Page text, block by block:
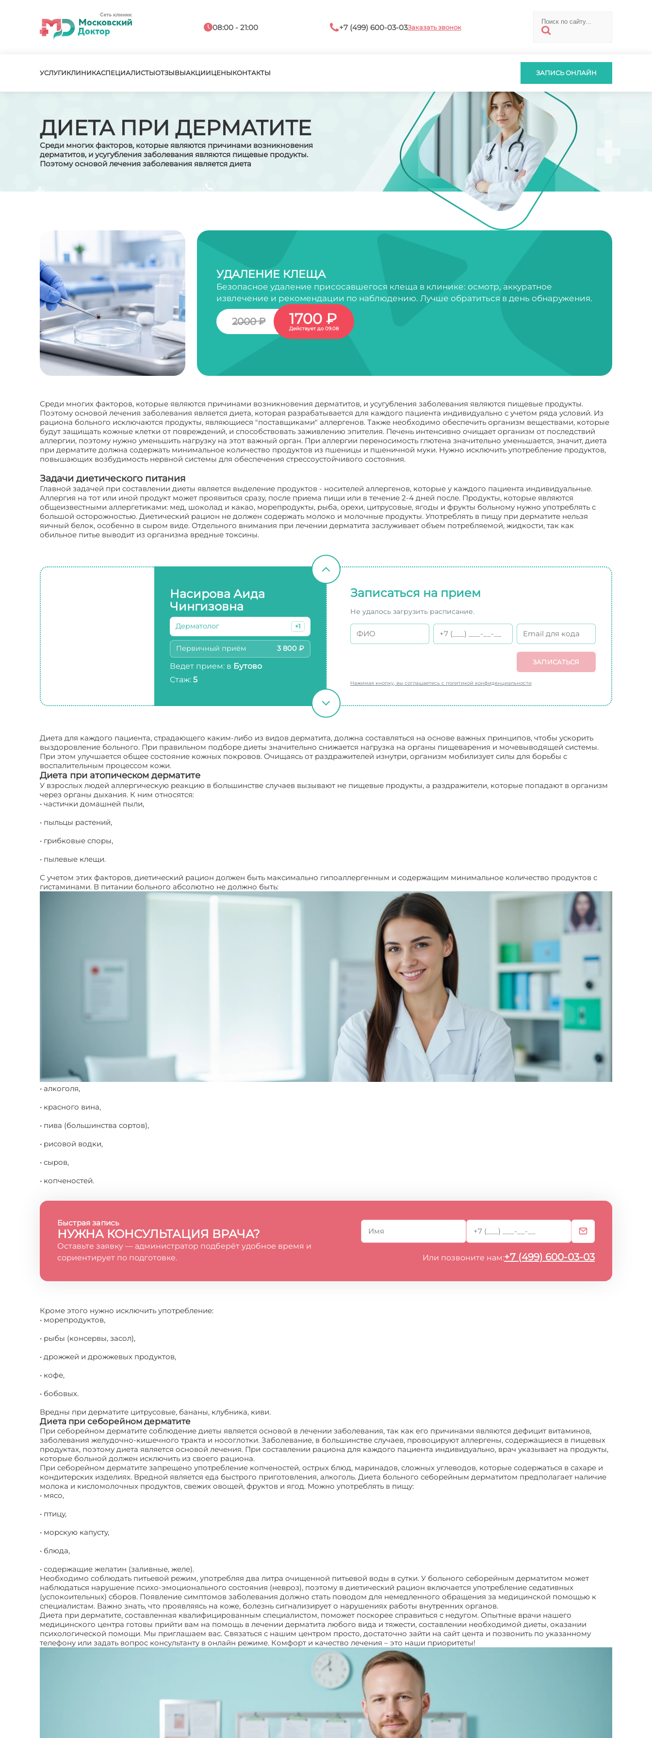
08:00 - 21:00 +7 (499) 600-03-03Заказать звонок
УСЛУГИКЛИНИКАСПЕЦИАЛИСТЫОТЗЫВЫАКЦИИЦЕНЫКОНТАКТЫ ЗАПИСЬ ОНЛАЙН
ДИЕТА ПРИ ДЕРМАТИТЕ
Среди многих факторов, которые являются причинами возникновения
дерматитов, и усугубления заболевания являются пищевые продукты.
Поэтому основой лечения заболевания является диета
УДАЛЕНИЕ КЛЕЩА
Безопасное удаление присосавшегося клеща в клинике: осмотр, аккуратное
извлечение и рекомендации по наблюдению. Лучше обратиться в день обнаружения.
2000 ₽ 1700 ₽
Действует до 09.08
Среди многих факторов, которые являются причинами возникновения дерматитов, и усугубления заболевания являются пищевые продукты.
Поэтому основой лечения заболевания является диета, которая разрабатывается для каждого пациента индивидуально с учетом ряда условий. Из
рациона больного исключаются продукты, являющиеся "поставщиками" аллергенов. Также необходимо обеспечить организм веществами, которые
будут защищать кожные клетки от повреждений, и способствовать заживлению эпителия. Печень интенсивно очищает организм от последствий
аллергии, поэтому нужно уменьшить нагрузку на этот важный орган. При аллергии переносимость глютена значительно уменьшается, значит, диета
при дерматите должна содержать минимальное количество продуктов из пшеницы и пшеничной муки. Нужно исключить употребление продуктов,
повышающих возбудимость нервной системы для обеспечения стрессоустойчивого состояния.
Задачи диетического питания
Главной задачей при составлении диеты является выделение продуктов - носителей аллергенов, которые у каждого пациента индивидуальные.
Аллергия на тот или иной продукт может проявиться сразу, после приема пищи или в течение 2-4 дней после. Продукты, которые являются
общеизвестными аллергетиками: мед, шоколад и какао, морепродукты, рыба, орехи, цитрусовые, ягоды и фрукты больному нужно употреблять с
большой осторожностью. Диетический рацион не должен содержать молоко и молочные продукты. Употреблять в пищу при дерматите нельзя
яичный белок, особенно в сыром виде. Отдельного внимания при лечении дерматита заслуживает объем потребляемой, жидкости, так как
обильное питье выводит из организма вредные токсины.
Насирова Аида
Чингизовна
Дерматолог +1
Первичный приём 3 800 ₽
Ведет прием: в Бутово
Стаж: 5
Записаться на прием
Не удалось загрузить расписание.
ЗАПИСАТЬСЯ
Нажимая кнопку, вы соглашаетесь с политикой конфиденциальности
Диета для каждого пациента, страдающего каким-либо из видов дерматита, должна составляться на основе важных принципов, чтобы ускорить
выздоровление больного. При правильном подборе диеты значительно снижается нагрузка на органы пищеварения и мочевыводящей системы.
При этом улучшается общее состояние кожных покровов. Очищаясь от раздражителей изнутри, организм мобилизует силы для борьбы с
воспалительным процессом кожи.
Диета при атопическом дерматите
У взрослых людей аллергическую реакцию в большинстве случаев вызывают не пищевые продукты, а раздражители, которые попадают в организм
через органы дыхания. К ним относятся:
• частички домашней пыли,
• пыльцы растений,
• грибковые споры,
• пылевые клещи.
С учетом этих факторов, диетический рацион должен быть максимально гипоаллергенным и содержащим минимальное количество продуктов с
гистаминами. В питании больного абсолютно не должно быть:
• алкоголя,
• красного вина,
• пива (большинства сортов),
• рисовой водки,
• сыров,
• копченостей.
Быстрая запись
НУЖНА КОНСУЛЬТАЦИЯ ВРАЧА?
Оставьте заявку — администратор подберёт удобное время и
сориентирует по подготовке.
Или позвоните нам:+7 (499) 600-03-03
Кроме этого нужно исключить употребление:
• морепродуктов,
• рыбы (консервы, засол),
• дрожжей и дрожжевых продуктов,
• кофе,
• бобовых.
Вредны при дерматите цитрусовые, бананы, клубника, киви.
Диета при себорейном дерматите
При себорейном дерматите соблюдение диеты является основой в лечении заболевания, так как его причинами являются дефицит витаминов,
заболевания желудочно-кишечного тракта и носоглотки. Заболевание, в большинстве случаев, провоцируют аллергены, содержащиеся в пищевых
продуктах, поэтому диета является основой лечения. При составлении рациона для каждого пациента индивидуально, врач указывает на продукты,
которые больной должен исключить из своего рациона.
При себорейном дерматите запрещено употребление копченостей, острых блюд, маринадов, сложных углеводов, которые содержаться в сахаре и
кондитерских изделиях. Вредной является еда быстрого приготовления, алкоголь. Диета больного себорейным дерматитом предполагает наличие
молока и кисломолочных продуктов, свежих овощей, фруктов и ягод. Можно употреблять в пищу:
• мясо,
• птицу,
• морскую капусту,
• блюда,
• содержащие желатин (заливные, желе).
Необходимо соблюдать питьевой режим, употребляя два литра очищенной питьевой воды в сутки. У больного себорейным дерматитом может
наблюдаться нарушение психо-эмоционального состояния (невроз), поэтому в диетический рацион включается употребление седативных
(успокоительных) сборов. Появление симптомов заболевания должно стать поводом для немедленного обращения за медицинской помощью к
специалистам. Важно знать, что проявляясь на коже, болезнь сигнализирует о нарушениях работы внутренних органов.
Диета при дерматите, составленная квалифицированным специалистом, поможет поскорее справиться с недугом. Опытные врачи нашего
медицинского центра готовы прийти вам на помощь в лечении дерматита любого вида и тяжести, составлении необходимой диеты, оказании
психологической помощи. Мы приглашаем вас. Связаться с нашим центром просто, достаточно зайти на сайт цента и позвонить по указанному
телефону или задать вопрос консультанту в онлайн режиме. Комфорт и качество лечения – это наши приоритеты!